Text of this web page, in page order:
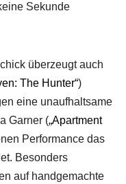
Sekunde
überzeugt auch
The Hunter“)
eine unaufhaltsame
Garner („Apartment
Performance das
Besonders
auf handgemachte